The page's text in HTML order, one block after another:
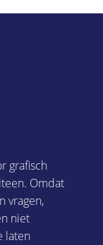
grafisch
Omdat
vragen,
niet
laten